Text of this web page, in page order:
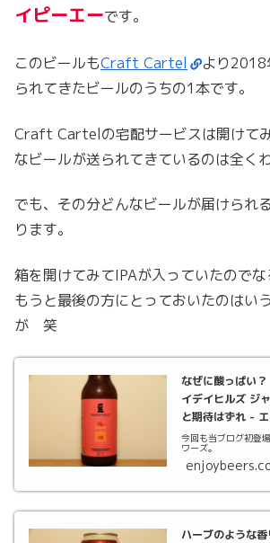
イピーエーです。
このビールもCraft Cartel
より2018
られてきたビールのうちの1本です。
Craft Cartelの宅配サービスは開けて
なビールが送られてきているのは全く
でも、その分どんなビールが届けられ
ります。
箱を開けてみてIPAが入っていたので
もうと最後の方にとっておいたのはい
が 笑
なぜに酸っぱい
イデイヒルズ ジ
と期待はずれ -
今回も当ブログ初登
ワーズ。
ハーブのような